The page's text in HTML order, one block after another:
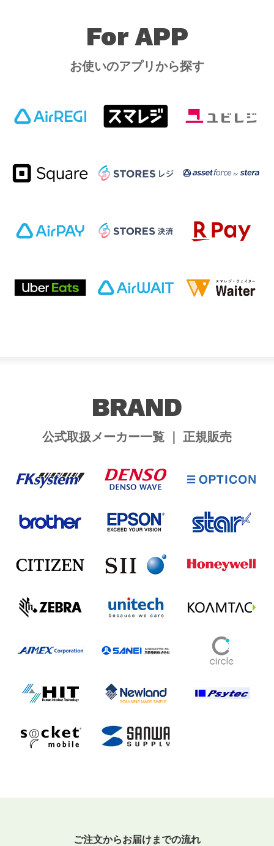
For APP
お使いのアプリから探す
BRAND
公式取扱メーカー一覧 ｜ 正規販売
ご注文からお届けまでの流れ